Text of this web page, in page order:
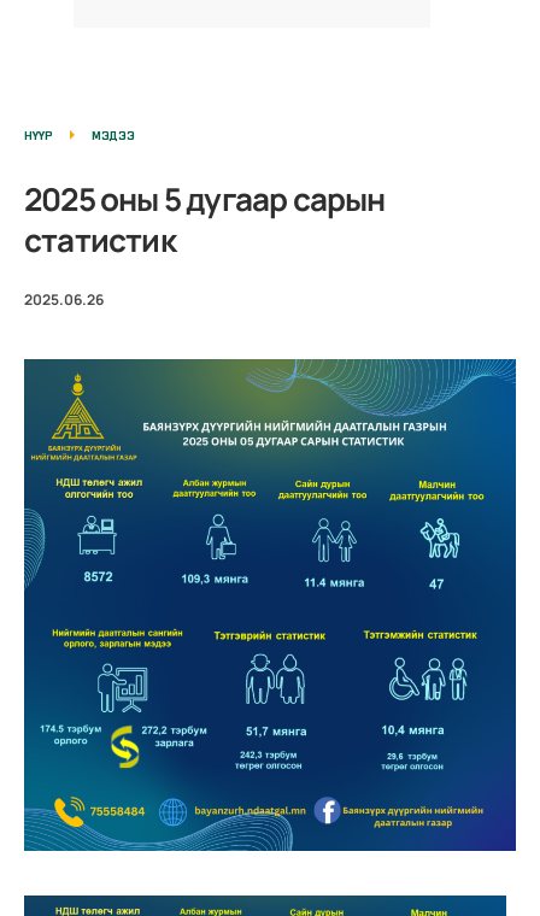
НҮҮР МЭДЭЭ
2025 оны 5 дугаар сарын
статистик
2025.06.26